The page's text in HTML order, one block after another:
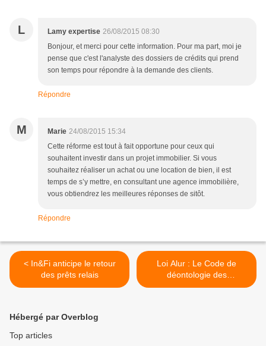
L Lamy expertise 26/08/2015 08:30
Bonjour, et merci pour cette information. Pour ma part, moi je
pense que c'est l'analyste des dossiers de crédits qui prend
son temps pour répondre à la demande des clients.
Répondre
M Marie 24/08/2015 15:34
Cette réforme est tout à fait opportune pour ceux qui
souhaitent investir dans un projet immobilier. Si vous
souhaitez réaliser un achat ou une location de bien, il est
temps de s’y mettre, en consultant une agence immobilière,
vous obtiendrez les meilleures réponses de sitôt.
Répondre
< In&Fi anticipe le retour
des prêts relais
Loi Alur : Le Code de
déontologie des
professionnels de
Hébergé par Overblog
Top articles